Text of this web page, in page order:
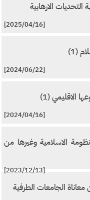
الارهابية
[2025/04/16]
(1)
[2024/06/22]
الاقليمي (1)
[2024/04/16]
الاسلامية وغيرها من
[2023/12/13]
معاناة الجامعات الطرفية